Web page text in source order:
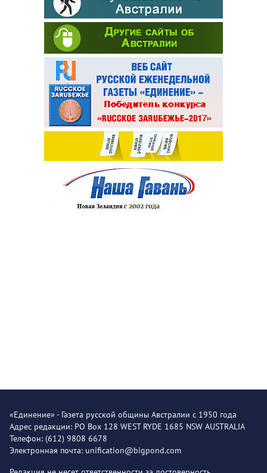
«Единение» - Газета русской общины Австралии с 1950 года
Адрес редакции: PO Box 128 WEST RYDE 1685 NSW AUSTRALIA
Телефон: (612) 9808 6678
Электронная почта: unification@bigpond.com